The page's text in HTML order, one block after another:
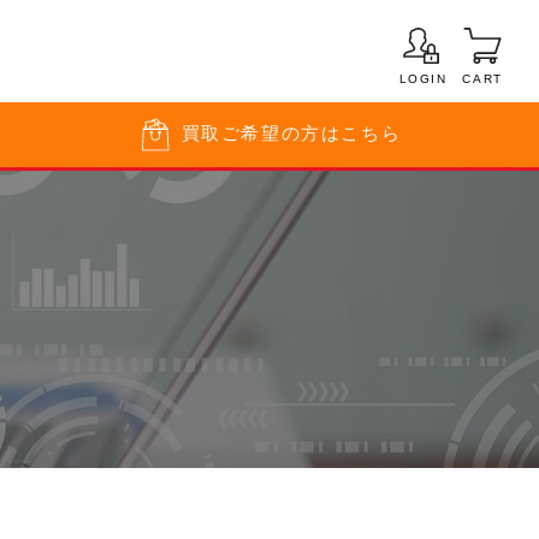
LOGIN CART
買取 ご希望の方はこちら